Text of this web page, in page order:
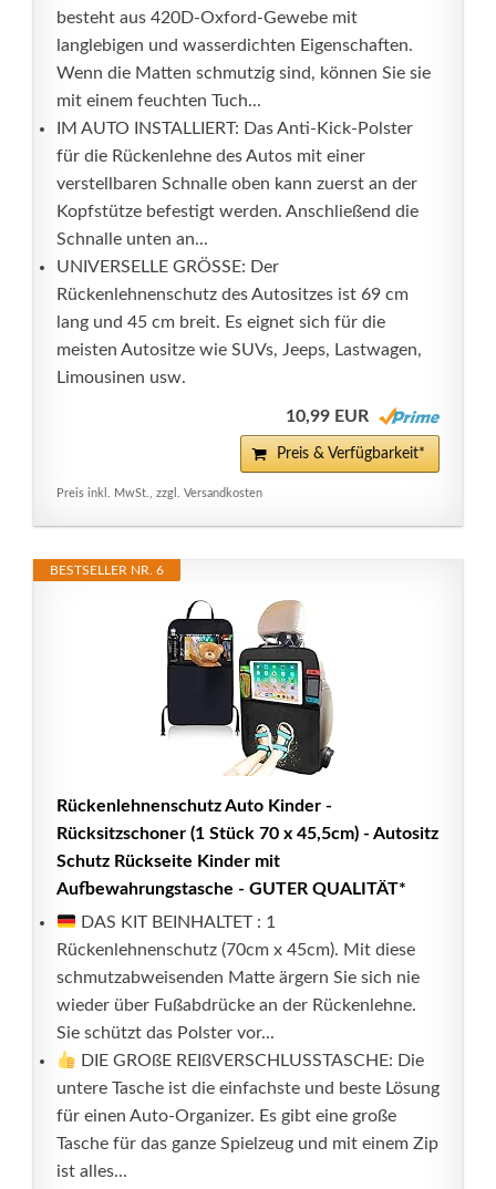
besteht aus 420D-Oxford-Gewebe mit
langlebigen und wasserdichten Eigenschaften.
Wenn die Matten schmutzig sind, können Sie sie
mit einem feuchten Tuch...
IM AUTO INSTALLIERT: Das Anti-Kick-Polster
für die Rückenlehne des Autos mit einer
verstellbaren Schnalle oben kann zuerst an der
Kopfstütze befestigt werden. Anschließend die
Schnalle unten an...
UNIVERSELLE GRÖSSE: Der
Rückenlehnenschutz des Autositzes ist 69 cm
lang und 45 cm breit. Es eignet sich für die
meisten Autositze wie SUVs, Jeeps, Lastwagen,
Limousinen usw.
10,99 EUR
Preis & Verfügbarkeit*
Preis inkl. MwSt., zzgl. Versandkosten
BESTSELLER NR. 6
Rückenlehnenschutz Auto Kinder -
Rücksitzschoner (1 Stück 70 x 45,5cm) - Autositz
Schutz Rückseite Kinder mit
Aufbewahrungstasche - GUTER QUALITÄT*
DAS KIT BEINHALTET : 1
Rückenlehnenschutz (70cm x 45cm). Mit diese
schmutzabweisenden Matte ärgern Sie sich nie
wieder über Fußabdrücke an der Rückenlehne.
Sie schützt das Polster vor...
DIE GROßE REIßVERSCHLUSSTASCHE: Die
untere Tasche ist die einfachste und beste Lösung
für einen Auto-Organizer. Es gibt eine große
Tasche für das ganze Spielzeug und mit einem Zip
ist alles...